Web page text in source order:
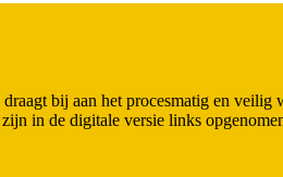
bij aan het procesmatig en
in de digitale versie links